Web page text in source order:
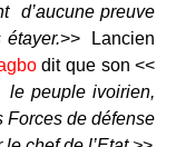
d’aucune preuve
>> Lancien
dit que son <<
le peuple ivoirien,
Forces de défense